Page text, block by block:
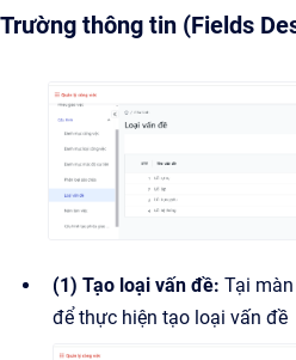
Trường thông tin (Fields
(1) Tạo loại vấn đề: Tại màn
để thực hiện tạo loại vấn đề